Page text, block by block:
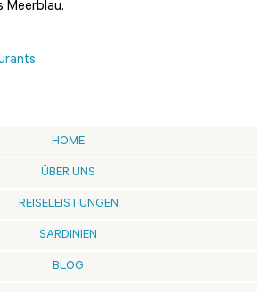
Meerblau.
HOME
ÜBER UNS
REISELEISTUNGEN
SARDINIEN
BLOG